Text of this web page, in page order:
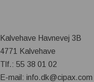
Kalvehave Havnevej 3B
4771 Kalvehave
Tlf.: 55 38 01 02
E-mail: info.dk@cipax.com